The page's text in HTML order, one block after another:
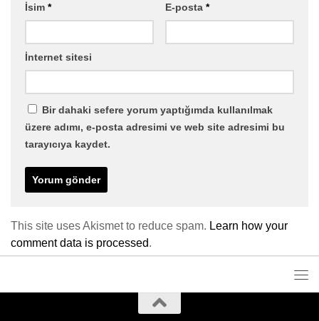
İsim * E-posta *
İnternet sitesi
Bir dahaki sefere yorum yaptığımda kullanılmak
üzere adımı, e-posta adresimi ve web site adresimi bu
tarayıcıya kaydet.
This site uses Akismet to reduce spam. Learn how your
comment data is processed.